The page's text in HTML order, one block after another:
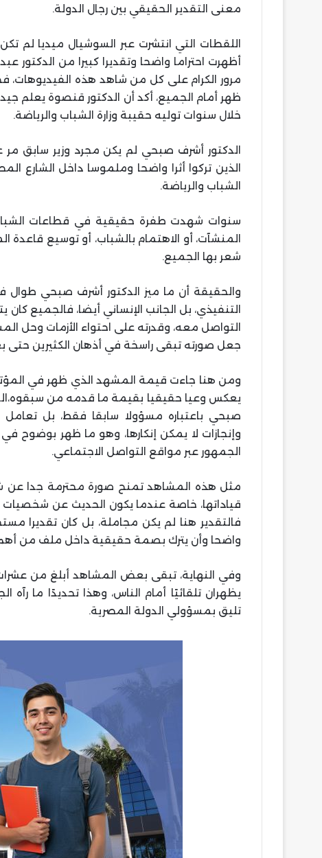
معنى التقدير الحقيقي بين رجال الدولة.
اللقطات التي انتشرت عبر السوشيال ميديا لم
أظهرت احتراما واضحا وتقديرا كبيرا من الدكتور
مرور الكرام على كل من شاهد هذه الفيديوهات،
ظهر أمام الجميع، أكد أن الدكتور قنصوة يعلم
خلال سنوات توليه حقيبة وزارة الشباب والرياضة.
الدكتور أشرف صبحي لم يكن مجرد وزير سابق مر
الذين تركوا أثرا واضحا وملموسا داخل الشارع
الشباب والرياضة.
سنوات شهدت طفرة حقيقية في قطاعات
المنشآت، أو الاهتمام بالشباب، أو توسيع قاعدة
شعر بها الجميع.
والحقيقة أن ما ميز الدكتور أشرف صبحي طوال
التنفيذي، بل الجانب الإنساني أيضا، فالجميع
التواصل معه، وقدرته على احتواء الأزمات وحل
جعل صورته تبقى راسخة في أذهان الكثيرين
ومن هنا جاءت قيمة المشهد الذي ظهر في
يعكس وعيا حقيقيا بقيمة ما قدمه من
صبحي باعتباره مسؤولا سابقا فقط، بل
وإنجازات لا يمكن إنكارها، وهو ما ظهر بوضوح في
الجمهور عبر مواقع التواصل الاجتماعي.
مثل هذه المشاهد تمنح صورة محترمة جدا عن
قياداتها، خاصة عندما يكون الحديث عن
فالتقدير هنا لم يكن مجاملة، بل كان تقديرا
واضحا وأن يترك بصمة حقيقية داخل ملف من أهم
وفي النهاية، تبقى بعض المشاهد أبلغ من عشرات
يظهران تلقائيًا أمام الناس، وهذا تحديدًا ما
تليق بمسؤولي الدولة المصرية.